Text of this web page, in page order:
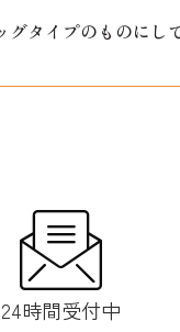
タイプのものにし
24時間受付中